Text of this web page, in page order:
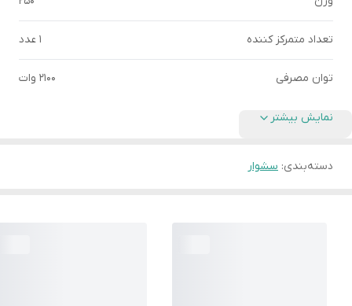
تعداد متمرکز کننده 1 عدد
توان مصرفی 2100 وات
نمایش بیشتر
دسته‌بندی: سشوار